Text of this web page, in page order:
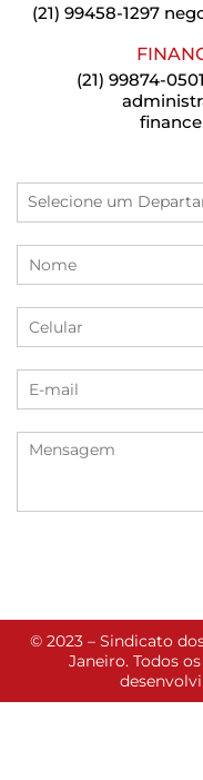
(21) 99458-1297
(21) 99874-
© 2023 – Sindicato
Janeiro. Todos